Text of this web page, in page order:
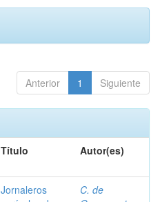
Anterior 1 Siguiente
Título Autor(es)
Jornaleros
C. de